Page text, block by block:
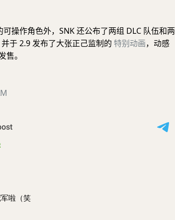
可操作角色外，SNK 还公布了两组 DLC 队伍和两
于 2.9 发布了大张正己监制的 特别动画，动感
售。